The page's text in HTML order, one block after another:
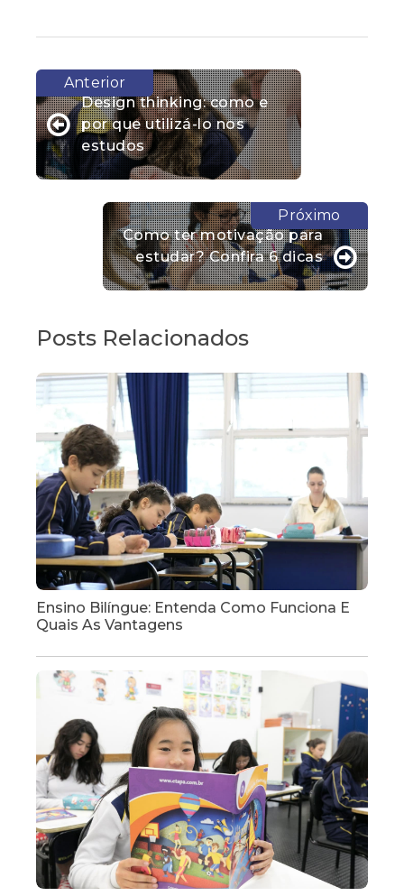
Design thinking: como e
por que utilizá-lo nos
estudos
Como ter motivação para
estudar? Confira 6 dicas
Posts Relacionados
Ensino Bilíngue: Entenda Como Funciona E
Quais As Vantagens